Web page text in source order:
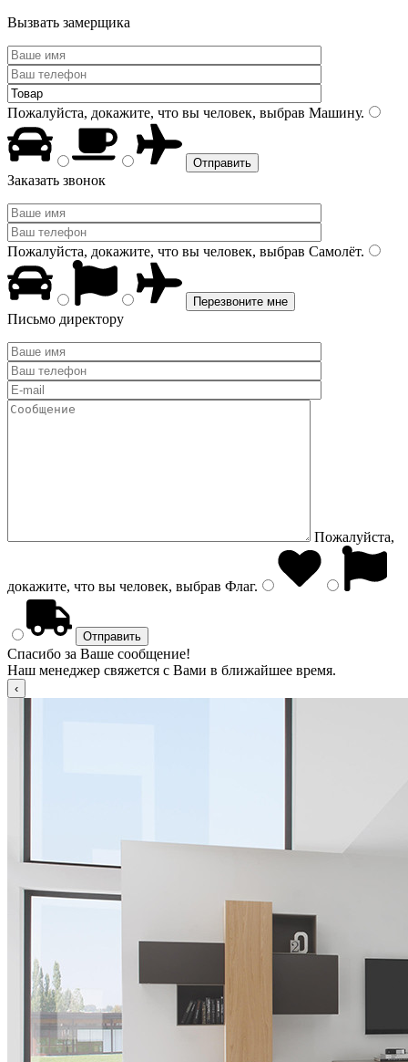
Вызвать замерщика
Пожалуйста, докажите, что вы человек, выбрав Машину.
Заказать звонок
Пожалуйста, докажите, что вы человек, выбрав Самолёт.
Письмо директору
Пожалуйста,
докажите, что вы человек, выбрав Флаг.
Спасибо за Ваше сообщение!
Наш менеджер свяжется с Вами в ближайшее время.